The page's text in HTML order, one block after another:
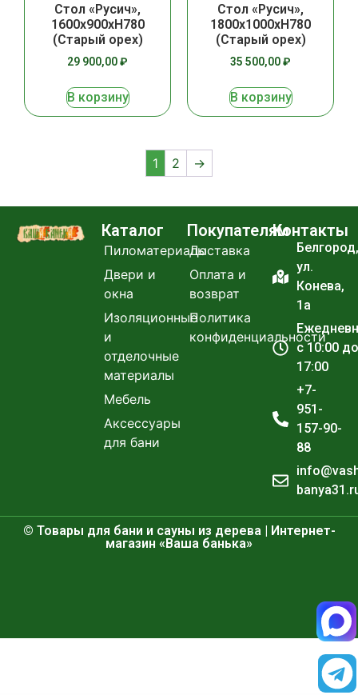
Стол «Русич»,
1600х900хH780
(Старый орех)
29 900,00₽
В корзину
Стол «Русич»,
1800х1000хH780
(Старый орех)
35 500,00₽
В корзину
1 2 →
Каталог
Пиломатериалы
Двери и
окна
Изоляционные
и
отделочные
материалы
Мебель
Аксессуары
для бани
Покупателям
Доставка
Оплата и
возврат
Политика
конфиденциальности
Контакты
Белгород,
ул.
Конева,
1а
с 10:00 до
17:00
+7-
951-
157-90-
88
© Товары для бани и сауны из дерева | Интернет-
магазин «Ваша банька»